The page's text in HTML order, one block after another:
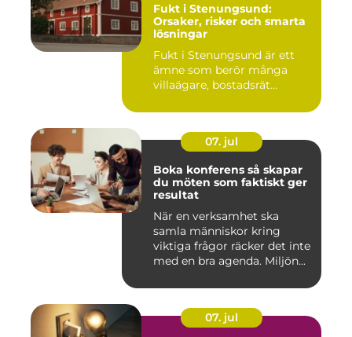
Fukt i Stenungsund:
Orsaker, risker och smarta
lösningar
Fukt i Stenungsund är ett
ämne som berör många
villaägare, bostadsrät...
07. jul
Boka konferens så skapar
du möten som faktiskt ger
resultat
När en verksamhet ska
samla människor kring
viktiga frågor räcker det inte
med en bra agenda. Miljön...
07. jul